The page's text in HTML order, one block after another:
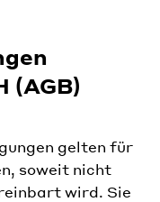
(AGB)
gelten für
soweit nicht
wird. Sie